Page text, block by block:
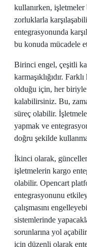
kullanırken, işletmeler
zorluklarla
entegrasyonunda
bu konuda mücadele
Birinci engel, çeşitli
karmaşıklığıdır.
olduğu için, her biriyle
kalabilirsiniz. Bu,
süreç olabilir.
yapmak ve
doğru şekilde
İkinci olarak,
işletmelerin kargo
olabilir. Opencart
entegrasyonunu
çalışmasını
sistemlerinde
sorunlarına yol
için düzenli olarak